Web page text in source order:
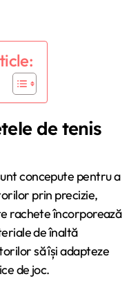
de tenis
concepute pentru a
prin precizie,
rachete încorporează
de înaltă
să își adapteze
de joc.